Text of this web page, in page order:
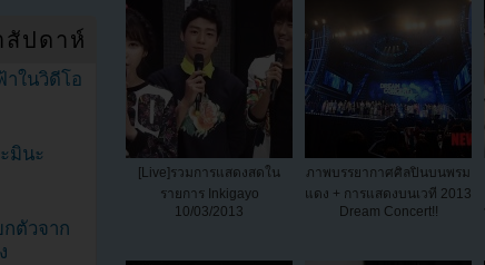
[Live]รวมการแสดงสดใน
รายการ Inkigayo
10/03/2013
ภาพบรรยากาศศิลปินบนพรม
แดง + การแสดงบนเวที 2013
Dream Concert!!
สัปดาห์
ในวิดีโอ
มินะ
กตัวจาก